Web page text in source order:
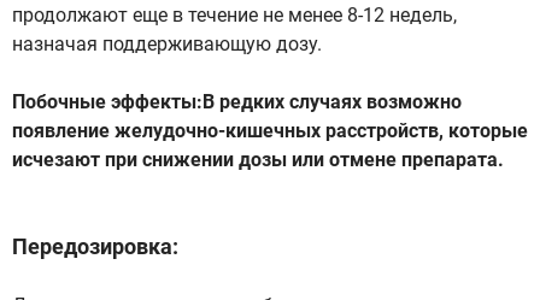
продолжают еще в течение не менее 8-12 недель,
назначая поддерживающую дозу.
Побочные эффекты:В редких случаях возможно
появление желудочно-кишечных расстройств, которые
исчезают при снижении дозы или отмене препарата.
Передозировка: